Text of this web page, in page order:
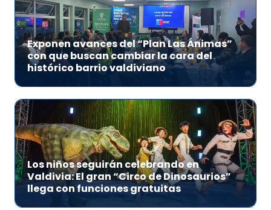
Exponen avances del “Plan Las Ánimas”
con que buscan cambiar la cara del
histórico barrio valdiviano
Los niños seguirán celebrando en
Valdivia: El gran “Circo de Dinosaurios”
llega con funciones gratuitas